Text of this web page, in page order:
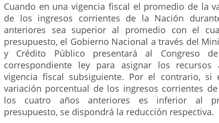
Cuando en una vigencia fiscal el promedio de la
de los ingresos corrientes de la Nación
anteriores sea superior al promedio con el
presupuesto, el Gobierno Nacional a través del
y Crédito Público presentará al Congreso
correspondiente ley para asignar los recursos
vigencia fiscal subsiguiente. Por el contrario,
variación porcentual de los ingresos corrientes
los cuatro años anteriores es inferior al
presupuesto, se dispondrá la reducción respectiva.